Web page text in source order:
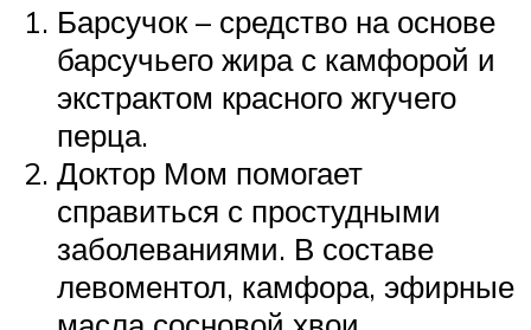
Барсучок – средство на основе
барсучьего жира с камфорой и
экстрактом красного жгучего
перца.
Доктор Мом помогает
справиться с простудными
заболеваниями. В составе
левоментол, камфора, эфирные